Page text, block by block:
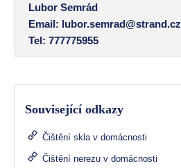
Lubor Semrád
Email: lubor.semrad@strand.cz
Tel: 777775955
Související odkazy
Čištění skla v domácnosti
Čištění nerezu v domácnosti